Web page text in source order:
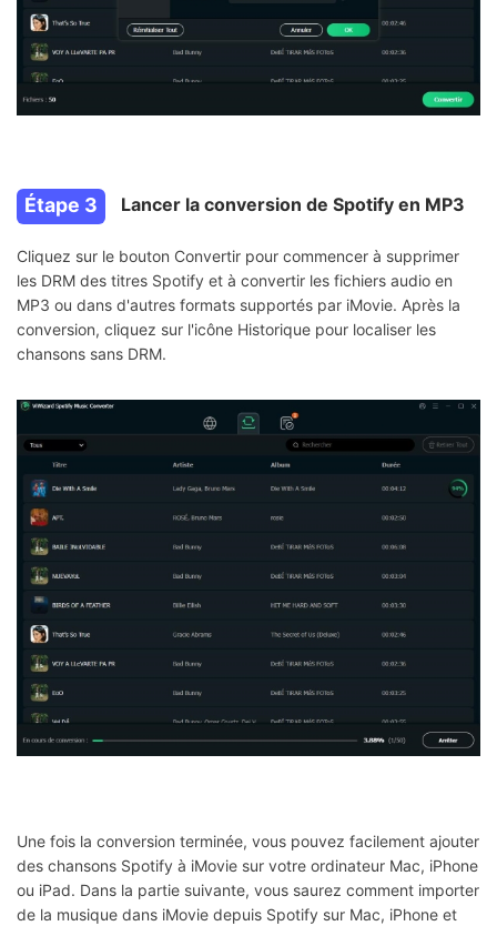
Étape 3 Lancer la conversion de Spotify en MP3
Cliquez sur le bouton Convertir pour commencer à supprimer
les DRM des titres Spotify et à convertir les fichiers audio en
MP3 ou dans d'autres formats supportés par iMovie. Après la
conversion, cliquez sur l'icône Historique pour localiser les
chansons sans DRM.
Une fois la conversion terminée, vous pouvez facilement ajouter
des chansons Spotify à iMovie sur votre ordinateur Mac, iPhone
ou iPad. Dans la partie suivante, vous saurez comment importer
de la musique dans iMovie depuis Spotify sur Mac, iPhone et